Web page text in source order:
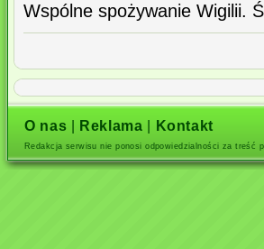
Wspólne spożywanie Wigilii.
O nas Reklama Kontakt
Redakcja serwisu nie ponosi odpowiedzialności za treść